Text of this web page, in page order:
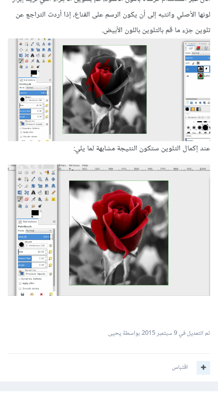
لونها الأصلي وانتبه إلى أن يكون الرسم على القناع، إذا أردت التراجع عن
تلوين جزء ما قم بالتلوين باللون الأبيض.
عند إكمال التلوين ستكون النتيجة مشابهة لما يلي:
تم التعديل في9 سبتمبر 2015 بواسطة يحيى
اقتباس